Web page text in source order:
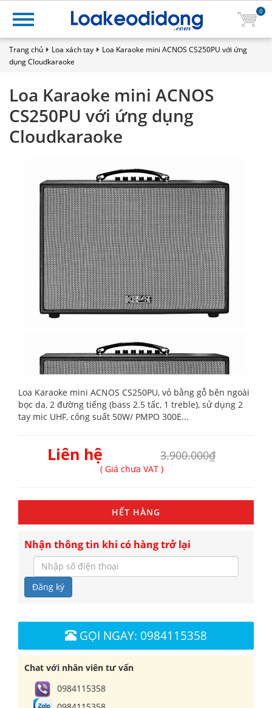
0
Trang chủ Loa xách tay
Loa Karaoke mini ACNOS CS250PU với ứng
dụng Cloudkaraoke
Loa Karaoke mini ACNOS
CS250PU với ứng dụng
Cloudkaraoke
Loa Karaoke mini ACNOS CS250PU, vỏ bằng gỗ bên ngoài
bọc da, 2 đường tiếng (bass 2.5 tấc, 1 treble), sử dụng 2
tay mic UHF, công suất 50W/ PMPO 300E...
Liên hệ 3.900.000₫
( Giá chưa VAT )
HẾT HÀNG
Nhận thông tin khi có hàng trở lại
Đăng ký
GỌI NGAY: 0984115358
Chat với nhân viên tư vấn
0984115358